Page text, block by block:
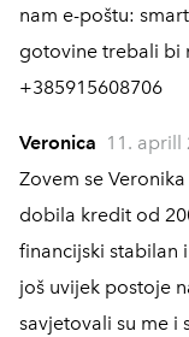
nam e-poštu:
gotovine trebali bi
+385915608706
Veronica 11. aprill
Zovem se
dobila kredit od
financijski stabilan
još uvijek postoje
savjetovali su me i